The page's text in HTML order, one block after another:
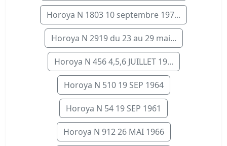
Horoya N 1803 10 septembre 197...
Horoya N 2919 du 23 au 29 mai...
Horoya N 456 4,5,6 JUILLET 19...
Horoya N 510 19 SEP 1964
Horoya N 54 19 SEP 1961
Horoya N 912 26 MAI 1966